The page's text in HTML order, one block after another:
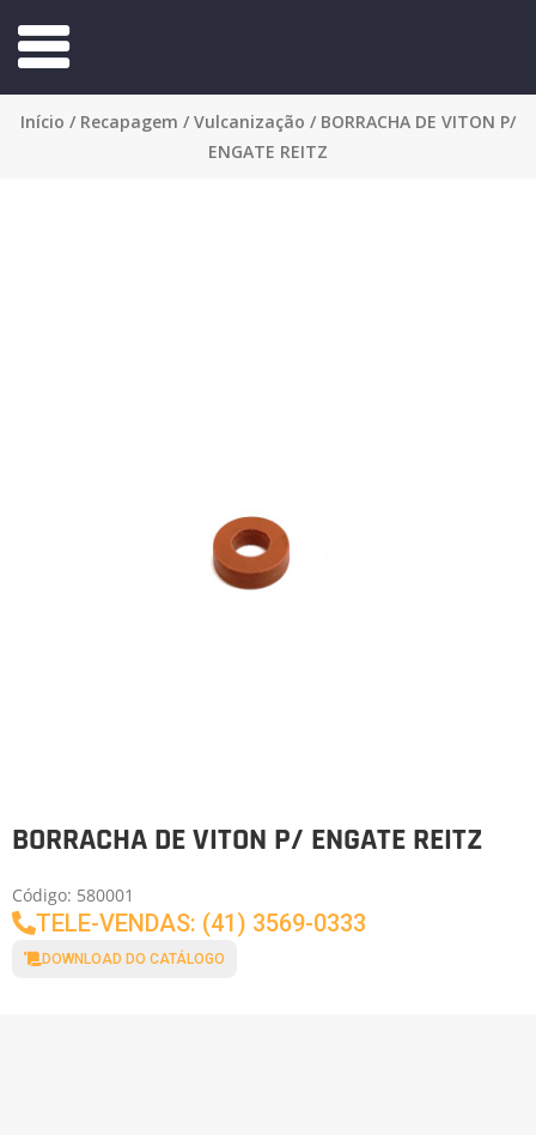
Início / Recapagem / Vulcanização / BORRACHA DE VITON P/
ENGATE REITZ
BORRACHA DE VITON P/ ENGATE REITZ
Código: 580001
TELE-VENDAS: (41) 3569-0333
DOWNLOAD DO CATÁLOGO